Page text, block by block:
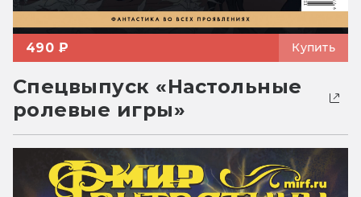
490 ₽ Купить
Спецвыпуск «Настольные
ролевые игры»